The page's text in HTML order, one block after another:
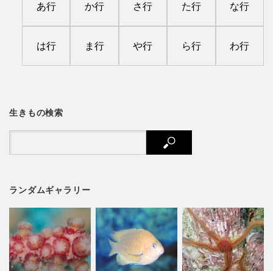
あ行 か行 さ行 た行 な行
は行 ま行 や行 ら行 わ行
生きもの検索
ランダムギャラリー